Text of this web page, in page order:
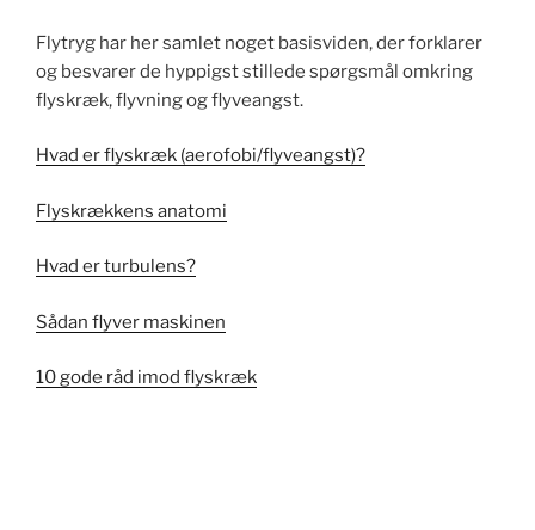
Flytryg har her samlet noget basisviden, der forklarer
og besvarer de hyppigst stillede spørgsmål omkring
flyskræk, flyvning og flyveangst.
Hvad er flyskræk (aerofobi/flyveangst)?
Flyskrækkens anatomi
Hvad er turbulens?
Sådan flyver maskinen
10 gode råd imod flyskræk